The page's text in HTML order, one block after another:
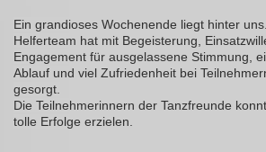
Ein grandioses Wochenende liegt hinter
Helferteam hat mit Begeisterung,
Engagement für ausgelassene Stimmung,
Ablauf und viel Zufriedenheit bei
gesorgt.
Die Teilnehmerinnern der Tanzfreunde
tolle Erfolge erzielen.